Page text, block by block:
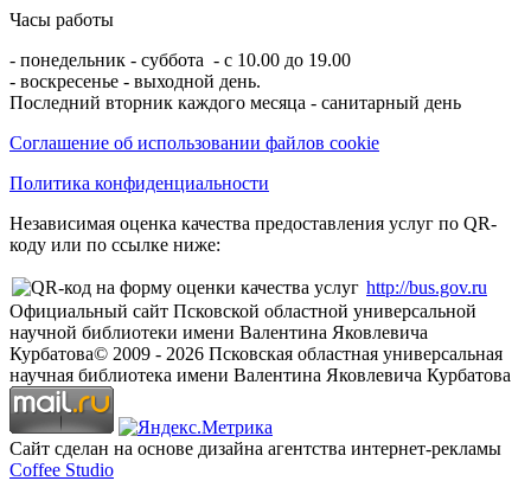
Часы работы
- понедельник - суббота - с 10.00 до 19.00
- воскресенье - выходной день.
Последний вторник каждого месяца - санитарный день
Соглашение об использовании файлов cookie
Политика конфиденциальности
Независимая оценка качества предоставления услуг по QR-
коду или по ссылке ниже:
http://bus.gov.ru
Официальный сайт Псковской областной универсальной
научной библиотеки имени Валентина Яковлевича
Курбатова© 2009 - 2026 Псковская областная универсальная
научная библиотека имени Валентина Яковлевича Курбатова
Сайт сделан на основе дизайна агентства интернет-рекламы
Coffee Studio